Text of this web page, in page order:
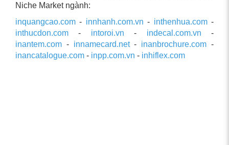
Niche Market ngành:
inquangcao.com - innhanh.com.vn - inthenhua.com-
inthucdon.com - intoroi.vn - indecal.com.vn -
inantem.com - innamecard.net- inanbrochure.com -
inancatalogue.com - inpp.com.vn - inhiflex.com